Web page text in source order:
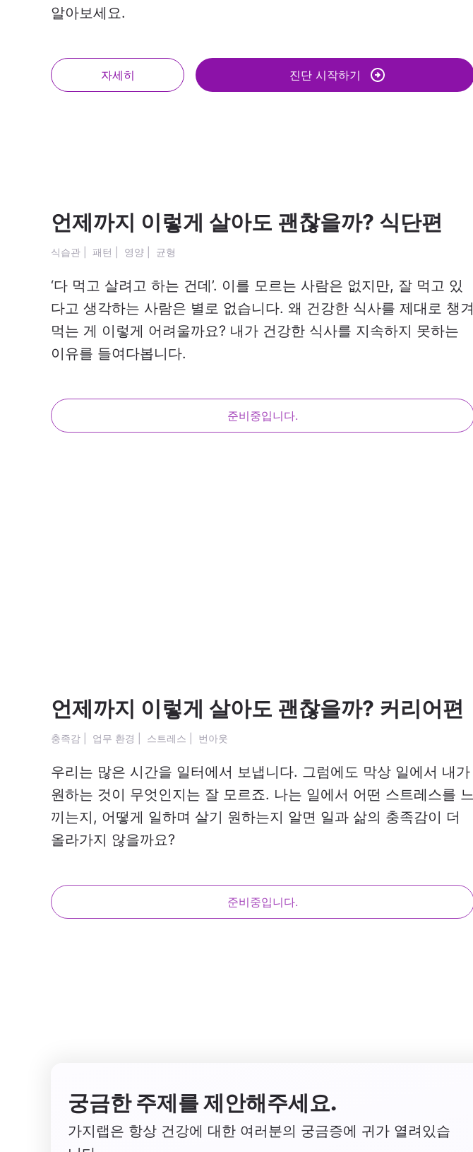
알아보세요.
자세히 진단 시작하기
언제까지 이렇게 살아도 괜찮을까? 식단편
식습관 패턴 영양 균형
‘다 먹고 살려고 하는 건데’. 이를 모르는 사람은 없지만, 잘 먹고 있
다고 생각하는 사람은 별로 없습니다. 왜 건강한 식사를 제대로 챙겨
먹는 게 이렇게 어려울까요? 내가 건강한 식사를 지속하지 못하는
이유를 들여다봅니다.
준비중입니다.
언제까지 이렇게 살아도 괜찮을까? 커리어편
충족감 업무 환경 스트레스 번아웃
우리는 많은 시간을 일터에서 보냅니다. 그럼에도 막상 일에서 내가
원하는 것이 무엇인지는 잘 모르죠. 나는 일에서 어떤 스트레스를 느
끼는지, 어떻게 일하며 살기 원하는지 알면 일과 삶의 충족감이 더
올라가지 않을까요?
준비중입니다.
궁금한 주제를 제안해주세요.
가지랩은 항상 건강에 대한 여러분의 궁금증에 귀가 열려있습